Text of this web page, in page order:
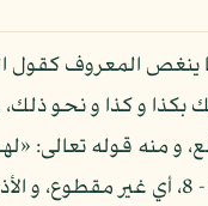
ينغص المعروف كقول
بكذا و كذا و نحو ذلك،
و منه قوله تعالى:
ممنون»: فصلت - 8، أي غير